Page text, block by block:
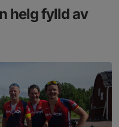
helg fylld av